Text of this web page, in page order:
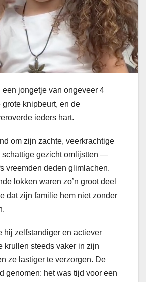
een jongetje van ongeveer 4
grote knipbeurt, en de
ieders hart.
om zijn zachte, veerkrachtige
schattige gezicht omlijstten —
vreemden deden glimlachen.
lokken waren zo’n groot deel
dat zijn familie hem niet zonder
hij zelfstandiger en actiever
krullen steeds vaker in zijn
ze lastiger te verzorgen. De
genomen: het was tijd voor een